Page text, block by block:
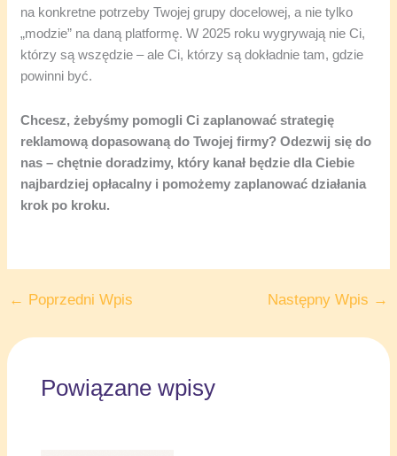
na konkretne potrzeby Twojej grupy docelowej, a nie tylko
„modzie” na daną platformę. W 2025 roku wygrywają nie Ci,
którzy są wszędzie – ale Ci, którzy są dokładnie tam, gdzie
powinni być.
Chcesz, żebyśmy pomogli Ci zaplanować strategię
reklamową dopasowaną do Twojej firmy? Odezwij się do
nas – chętnie doradzimy, który kanał będzie dla Ciebie
najbardziej opłacalny i pomożemy zaplanować działania
krok po kroku.
← Poprzedni Wpis Następny Wpis →
Powiązane wpisy